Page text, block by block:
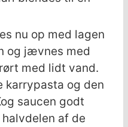
nu op med lagen
og jævnes med
med lidt vand.
karrypasta og den
saucen godt
af de